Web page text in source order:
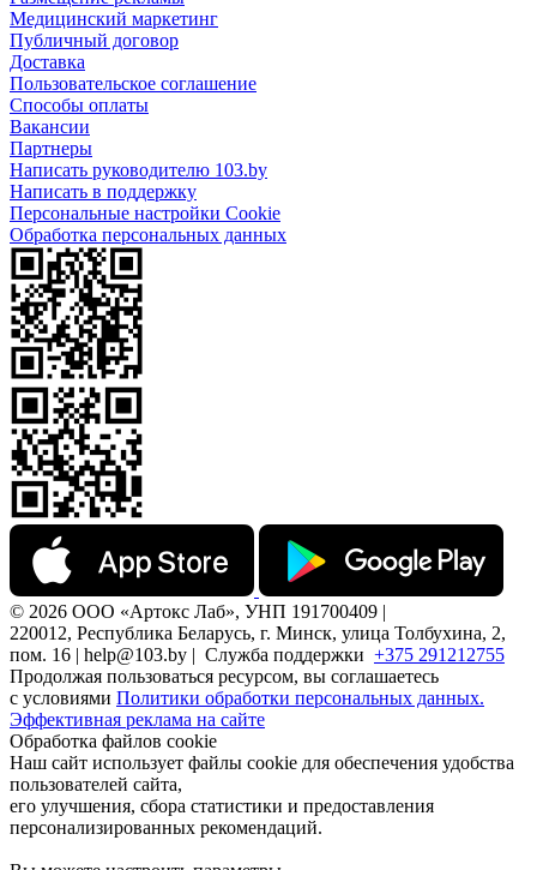
Медицинский маркетинг
Публичный договор
Доставка
Пользовательское соглашение
Способы оплаты
Вакансии
Партнеры
Написать руководителю 103.by
Написать в поддержку
Персональные настройки Cookie
Обработка персональных данных
© 2026 ООО «Артокс Лаб», УНП 191700409 |
220012, Республика Беларусь, г. Минск, улица Толбухина, 2,
пом. 16 | help@103.by | Служба поддержки +375 291212755
Продолжая пользоваться ресурсом, вы соглашаетесь
с условиями Политики обработки персональных данных.
Эффективная реклама на сайте
Обработка файлов cookie
Наш сайт использует файлы cookie для обеспечения удобства
пользователей сайта,
его улучшения, сбора статистики и предоставления
персонализированных рекомендаций.